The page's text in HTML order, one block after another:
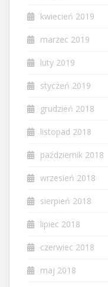
kwiecień 2019
marzec 2019
luty 2019
styczeń 2019
grudzień 2018
listopad 2018
październik 2018
wrzesień 2018
sierpień 2018
lipiec 2018
czerwiec 2018
maj 2018